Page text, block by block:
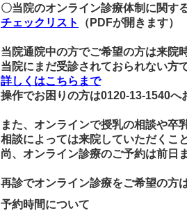
〇当院のオンライン診療体制に関す
チェックリスト
（PDFが開きます）
当院通院中の方でご希望の方は来院
当院にまだ受診されておられない方
詳しくはこちらまで
操作でお困りの方は0120-13-1540へ
また、オンラインで授乳の相談や卒
相談によっては来院していただくこ
尚、オンライン診療のご予約は前日
再診でオンライン診療をご希望の方
予約時間について